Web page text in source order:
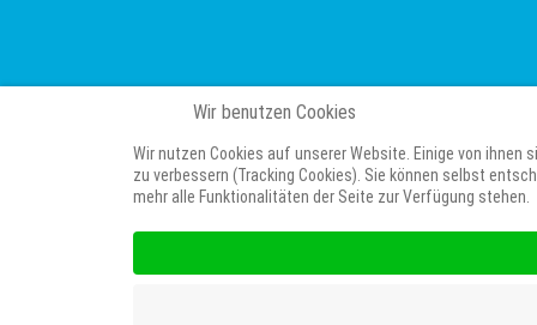
Wir benutzen Cookies
Wir nutzen Cookies auf unserer Website. Einige von
zu verbessern (Tracking Cookies). Sie können selbst
mehr alle Funktionalitäten der Seite zur Verfügung stehen.